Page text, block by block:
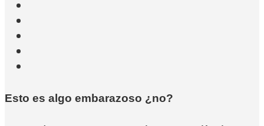
Esto es algo embarazoso ¿no?